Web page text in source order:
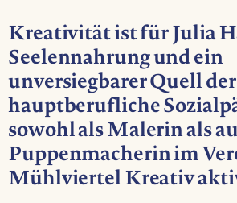
Kreativität ist für Julia
Seelennahrung und ein
unversiegbarer Quell
hauptberufliche
sowohl als Malerin als
Puppenmacherin im
Mühlviertel Kreativ